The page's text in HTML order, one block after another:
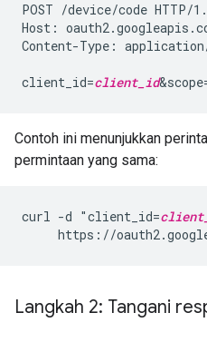
POST /device/code HTTP/
Host:
Content-Type:
client_id=client_id
Contoh ini menunjukkan
permintaan yang sama:
curl -d "client_id=
Langkah 2: Tangani